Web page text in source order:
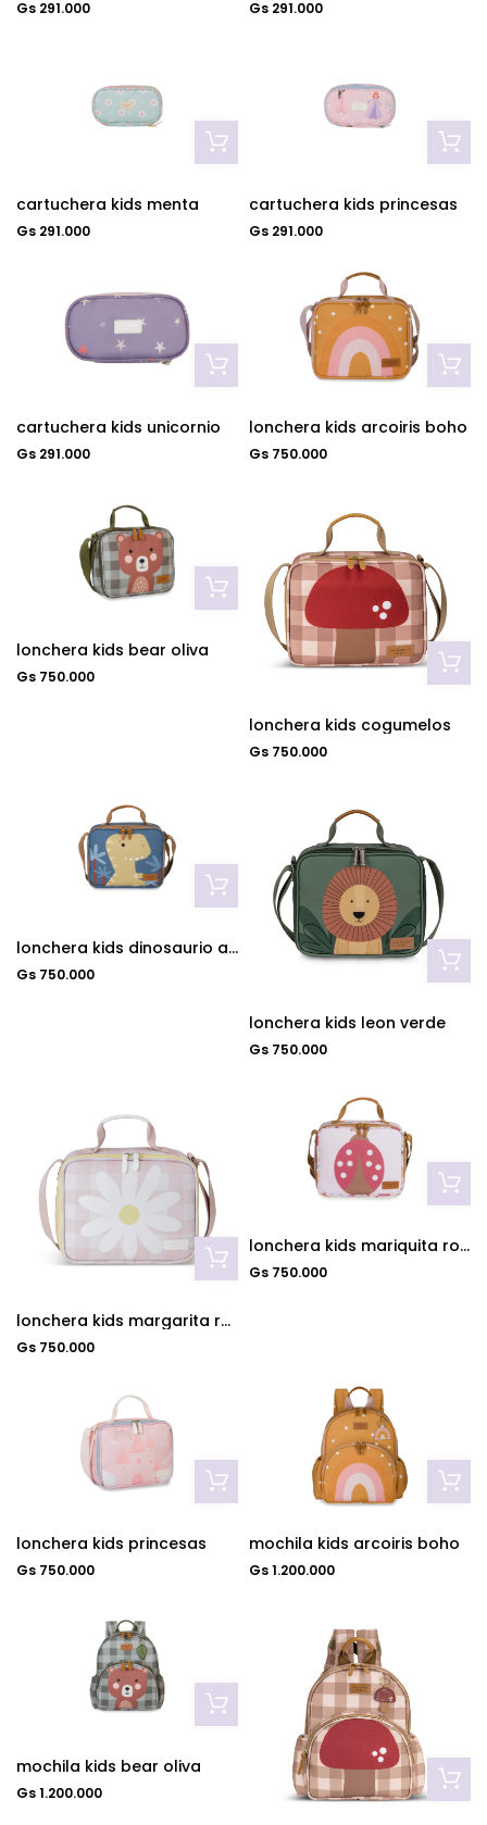
Gs 291.000 Gs 291.000
cartuchera kids menta
Gs 291.000
cartuchera kids princesas
Gs 291.000
cartuchera kids unicornio
Gs 291.000
lonchera kids arcoiris boho
Gs 750.000
lonchera kids bear oliva
Gs 750.000
lonchera kids cogumelos
Gs 750.000
lonchera kids dinosaurio azul
Gs 750.000
lonchera kids leon verde
Gs 750.000
lonchera kids margarita rosa
Gs 750.000
lonchera kids mariquita rosa
Gs 750.000
lonchera kids princesas
Gs 750.000
mochila kids arcoiris boho
Gs 1.200.000
mochila kids bear oliva
Gs 1.200.000